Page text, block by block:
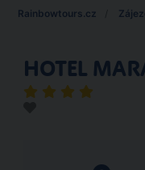
Rainbowtours.cz
HOTEL